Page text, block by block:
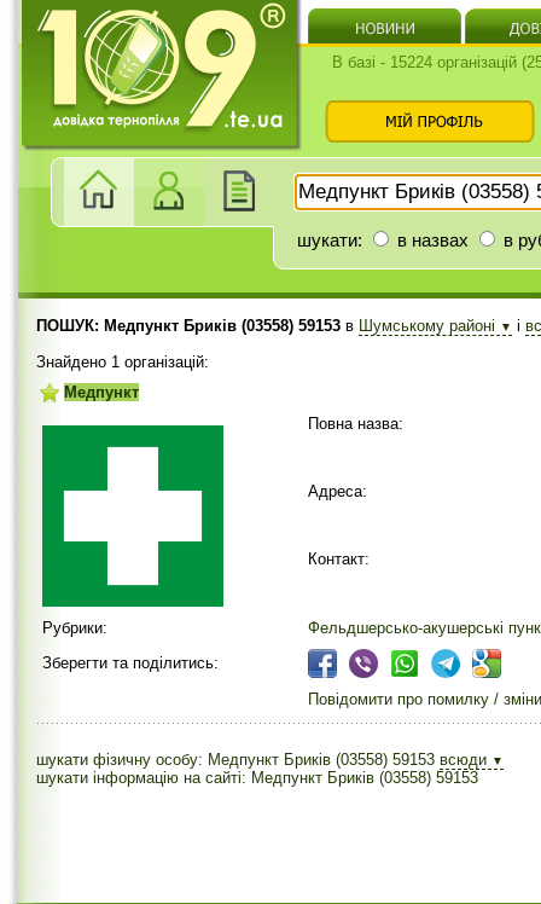
В базі - 15224 організацій
шукати: в назвах в
ПОШУК: Медпункт Бриків (03558) 59153 в Шумському районі ▼ і
Знайдено 1 організацій:
Медпункт
Повна назва:
Адреса:
Контакт:
Рубрики:
Фельдшерсько-акушерські
Зберегти та поділитись:
Повідомити про помилку / зміни
шукати фізичну особу: Медпункт Бриків (03558) 59153 всюди ▼
шукати інформацію на сайті: Медпункт Бриків (03558) 59153